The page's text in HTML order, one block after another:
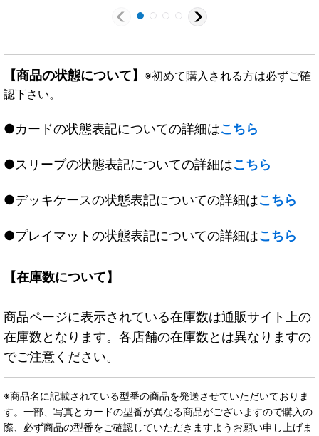
【商品の状態について】 ※初めて購入される方は必ずご確
認下さい。
●カードの状態表記についての詳細はこちら
●スリーブの状態表記についての詳細はこちら
●デッキケースの状態表記についての詳細はこちら
●プレイマットの状態表記についての詳細はこちら
【在庫数について】
商品ページに表示されている在庫数は通販サイト上の
在庫数となります。各店舗の在庫数とは異なりますの
でご注意ください。
※商品名に記載されている型番の商品を発送させていただいておりま
す。一部、写真とカードの型番が異なる商品がございますので購入の
際、必ず商品の型番をご確認していただきますようお願い申し上げま